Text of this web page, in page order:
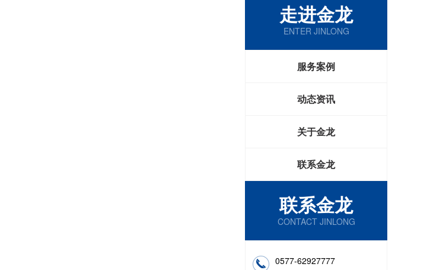
走进金龙
ENTER JINLONG
服务案例
动态资讯
关于金龙
联系金龙
联系金龙
CONTACT JINLONG
0577-62927777